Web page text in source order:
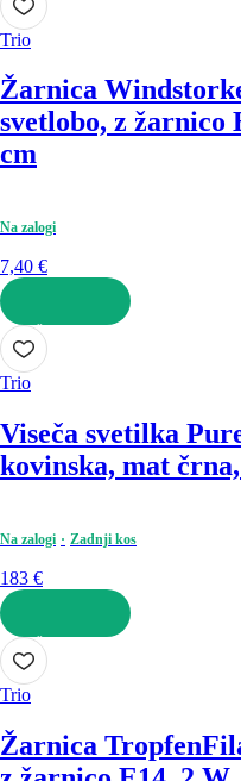
Trio
Žarnica
svetlobo, z žarnico
cm
Na zalogi
7,40 €
V KOŠARICO
Trio
Viseča svetilka
kovinska, mat
Na zalogi Zadnji kos
183 €
V KOŠARICO
Trio
Žarnica Tropfen